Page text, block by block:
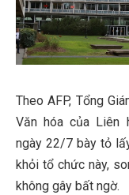
Theo AFP, Tổng
Văn hóa của Liên
ngày 22/7 bày tỏ
khỏi tổ chức này,
không gây bất ngờ.